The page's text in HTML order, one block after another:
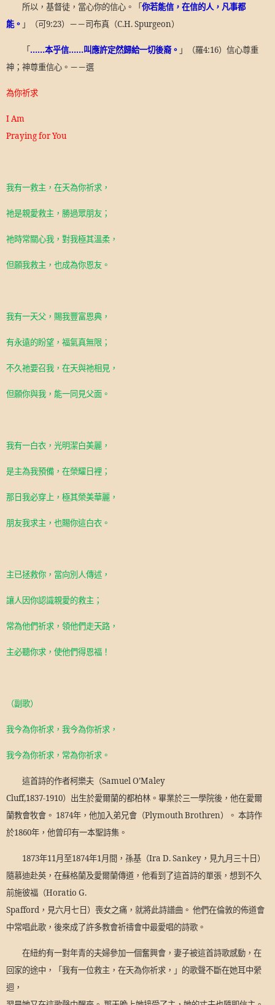
所以，基督徒，當心你的信心。「你若能信，在信的人，凡事都
能。 」（可9:23）－－司布真（C.H. Spurgeon）
「……本乎信……叫應許定然歸給一切後裔。 」（羅4:16）信心尊重
神；神尊重信心。－－選
為你祈求
I Am
Praying for You
我有一救主，在天為你祈求，
祂是親愛救主，勝過眾朋友；
祂時常關心我，對我極其溫柔，
但願我救主，也成為你恩友。
我有一天父，賜我豐富恩典，
有永遠的盼望，福氣真無限；
不久祂要召我，在天與祂相見，
但願你與我，能一同見父面。
我有一白衣，光明潔白美麗，
是主為我預備，在榮耀日裡；
那日我必穿上，極其榮美華麗，
朋友我求主，也賜你這白衣。
主已拯救你，當向別人傳述，
讓人因你認識親愛的救主；
常為他們祈求，領他們走天路，
主必聽你求，使他們得恩福！
（副歌）
我今為你祈求，我今為你祈求，
我今為你祈求，常為你祈求。
這首詩的作者柯樂夫（Samuel O’Maley
Cluff,1837-1910）出生於愛爾蘭的都柏林。畢業於三一學院後，他在愛爾
蘭教會牧會。 1874年，他加入弟兄會（Plymouth Brothren）。 本詩作
於1860年，他曾印有一本聖詩集。
1873年11月至1874年1月間，孫基（Ira D. Sankey ，見九月三十日）
隨慕迪赴英，在蘇格蘭及愛爾蘭傳道，他看到了這首詩的單張，想到不久
前施彼福（Horatio G.
Spafford ，見六月七日）喪女之痛，就將此詩譜曲。 他們在倫敦的佈道會
中常唱此歌，後來成了許多教會祈禱會中最愛唱的詩歌。
在紐約有一對年青的夫婦參加一個奮興會，妻子被這首詩歌感動，在
回家的途中，「我有一位救主，在天為你祈求，」的歌聲不斷在她耳中縈
迴，